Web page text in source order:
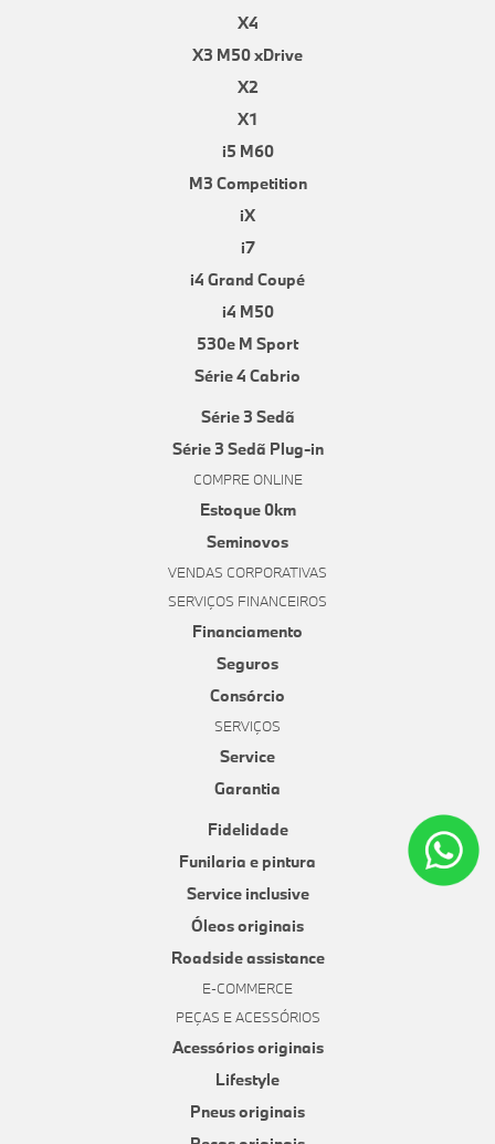
X4
X3 M50 xDrive
X2
X1
i5 M60
M3 Competition
iX
i7
i4 Grand Coupé
i4 M50
530e M Sport
Série 4 Cabrio
Série 3 Sedã
Série 3 Sedã Plug-in
COMPRE ONLINE
Estoque 0km
Seminovos
VENDAS CORPORATIVAS
SERVIÇOS FINANCEIROS
Financiamento
Seguros
Consórcio
SERVIÇOS
Service
Garantia
Fidelidade
Funilaria e pintura
Service inclusive
Óleos originais
Roadside assistance
E-COMMERCE
PEÇAS E ACESSÓRIOS
Acessórios originais
Lifestyle
Pneus originais